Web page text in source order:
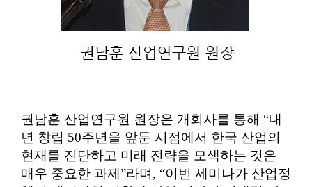
권남훈 산업연구원 원장은 개회사를 통해 “내
년 창립 50주년을 앞둔 시점에서 한국 산업의
현재를 진단하고 미래 전략을 모색하는 것은
매우 중요한 과제”라며, “이번 세미나가 산업정